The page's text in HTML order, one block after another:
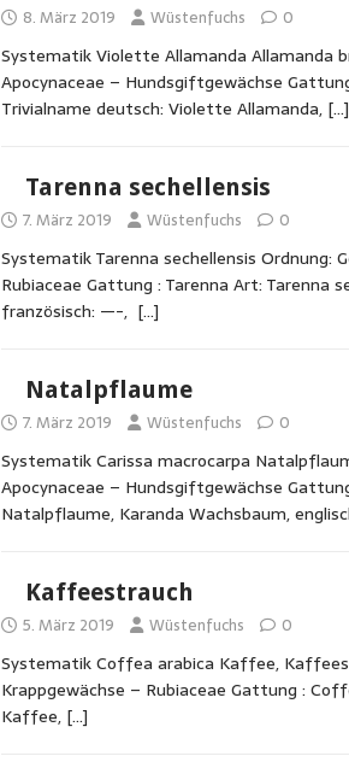
8. März 2019 Wüstenfuchs 0
Systematik Violette Allamanda Allamanda
Apocynaceae – Hundsgiftgewächse
Trivialname deutsch: Violette Allamanda, […]
Tarenna sechellensis
7. März 2019 Wüstenfuchs 0
Systematik Tarenna sechellensis Ordnung:
Rubiaceae Gattung : Tarenna Art:
französisch: —-, […]
Natalpflaume
7. März 2019 Wüstenfuchs 0
Systematik Carissa macrocarpa
Apocynaceae – Hundsgiftgewächse
Natalpflaume, Karanda Wachsbaum,
Kaffeestrauch
5. März 2019 Wüstenfuchs 0
Systematik Coffea arabica Kaffee,
Krappgewächse – Rubiaceae Gattung :
Kaffee, […]